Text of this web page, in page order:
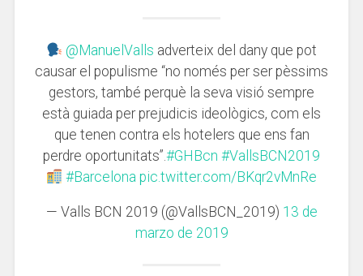
@ManuelValls adverteix del dany que pot
causar el populisme “no només per ser pèssims
gestors, també perquè la seva visió sempre
està guiada per prejudicis ideològics, com els
que tenen contra els hotelers que ens fan
perdre oportunitats”. #GHBcn #VallsBCN2019
#Barcelona pic.twitter.com/BKqr2vMnRe
— Valls BCN 2019 (@VallsBCN_2019) 13 de
marzo de 2019